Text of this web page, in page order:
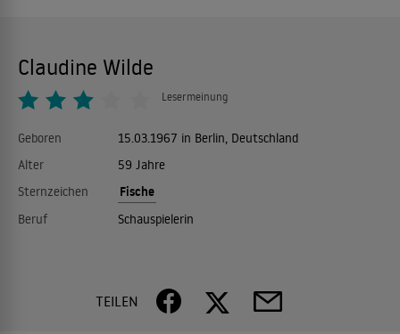
Claudine Wilde
Lesermeinung
Geboren
15.03.1967 in Berlin, Deutschland
Alter
59 Jahre
Sternzeichen
Fische
Beruf Schauspielerin
TEILEN